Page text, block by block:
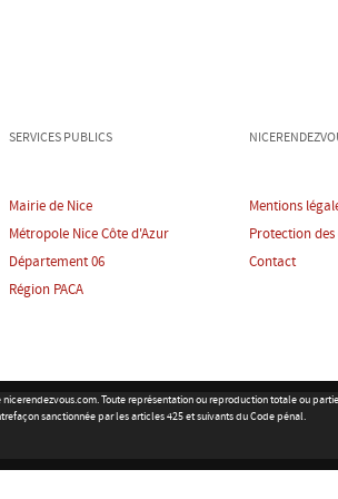
SERVICES PUBLICS
Mairie de Nice
Métropole Nice Côte d'Azur
Département 06
Région PACA
Mentions
Protection des
Contact
Toute représentation ou reproduction totale ou
sanctionnée par les articles 425 et suivants du Code pénal.